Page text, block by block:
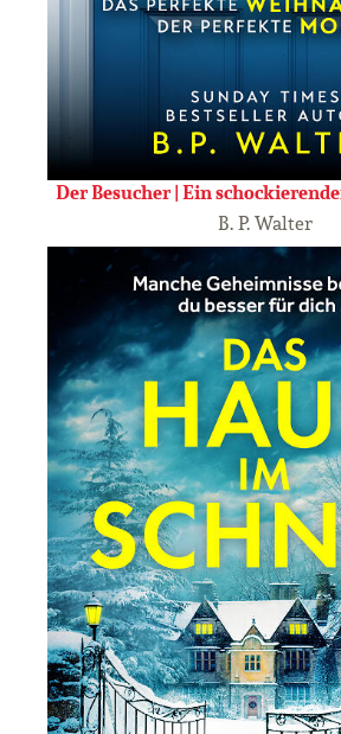
Der Besucher | Ein
B. P. Walter